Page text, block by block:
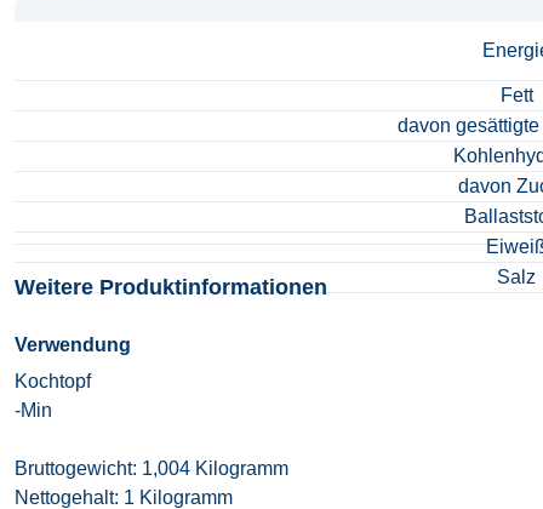
Fett
davon
davon
Salz
Weitere Produktinformationen
Verwendung
Kochtopf
-Min
Bruttogewicht: 1,004 Kilogramm
Nettogehalt: 1 Kilogramm